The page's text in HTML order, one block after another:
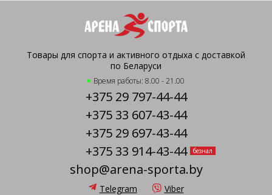
Товары для спорта и активного отдыха с доставкой
по Беларуси
Время работы: 8.00 - 21.00
+375 29 797-44-44
+375 33 607-43-44
+375 29 697-43-44
+375 33 914-43-44
безнал
shop@arena-sporta.by
Telegram Viber